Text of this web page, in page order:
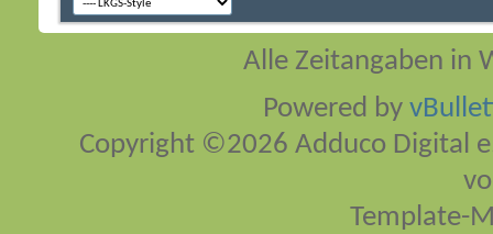
Alle Zeitangaben in
Powered by
Copyright ©2026 Adduco Digital
Template-